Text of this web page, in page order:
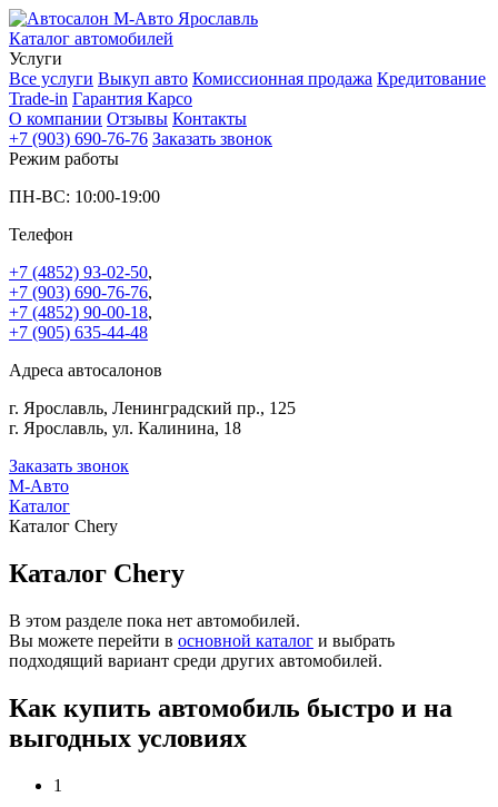
Каталог автомобилей
Услуги
Все услуги Выкуп авто Комиссионная продажа Кредитование
Trade-in Гарантия Карсо
О компании Отзывы Контакты
+7 (903) 690-76-76 Заказать звонок
Режим работы
ПН-ВС: 10:00-19:00
Телефон
+7 (4852) 93-02-50,
+7 (903) 690-76-76,
+7 (4852) 90-00-18,
+7 (905) 635-44-48
Адреса автосалонов
г. Ярославль, Ленинградский пр., 125
г. Ярославль, ул. Калинина, 18
Заказать звонок
М-Авто
Каталог
Каталог Chery
Каталог Chery
В этом разделе пока нет автомобилей.
Вы можете перейти в основной каталог и выбрать
подходящий вариант среди других автомобилей.
Как купить автомобиль быстро и на
выгодных условиях
1